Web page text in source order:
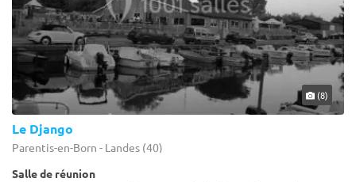
(8)
Le Django
Parentis-en-Born - Landes (40)
Salle de réunion